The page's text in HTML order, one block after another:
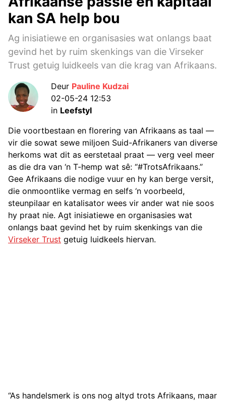
kan SA help bou
Ag inisiatiewe en organisasies wat onlangs baat
gevind het by ruim skenkings van die Virseker
Trust getuig luidkeels van die krag van Afrikaans.
Deur Pauline Kudzai
02-05-24 12:53
in Leefstyl
Die voortbestaan en florering van Afrikaans as taal —
vir die sowat sewe miljoen Suid-Afrikaners van diverse
herkoms wat dit as eerstetaal praat — verg veel meer
as die dra van ‘n T-hemp wat sê: “#TrotsAfrikaans.”
Gee Afrikaans die nodige vuur en hy kan berge versit,
die onmoontlike vermag en selfs ‘n voorbeeld,
steunpilaar en katalisator wees vir ander wat nie soos
hy praat nie. Agt inisiatiewe en organisasies wat
onlangs baat gevind het by ruim skenkings van die
Virseker Trust getuig luidkeels hiervan.
“As handelsmerk is ons nog altyd trots Afrikaans, maar